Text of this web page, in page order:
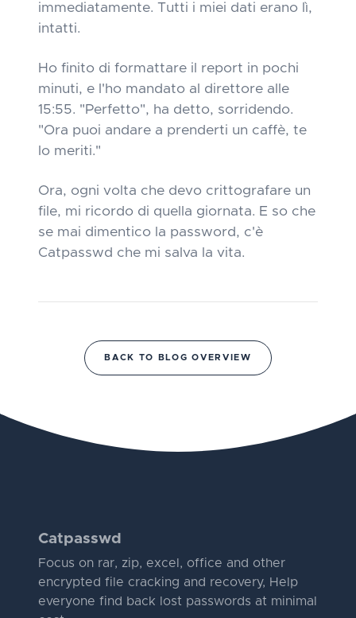
immediatamente. Tutti i miei dati erano lì,
intatti.
Ho finito di formattare il report in pochi
minuti, e l'ho mandato al direttore alle
15:55. "Perfetto", ha detto, sorridendo.
"Ora puoi andare a prenderti un caffè, te
lo meriti."
Ora, ogni volta che devo crittografare un
file, mi ricordo di quella giornata. E so che
se mai dimentico la password, c'è
Catpasswd che mi salva la vita.
BACK TO BLOG OVERVIEW
Catpasswd
Focus on rar, zip, excel, office and other
encrypted file cracking and recovery, Help
everyone find back lost passwords at minimal